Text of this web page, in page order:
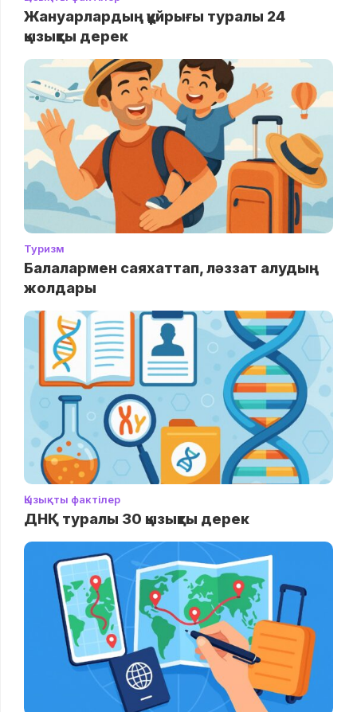
Жануарлардың құйрығы туралы 24
қызықты дерек
Туризм
Балалармен саяхаттап, ләззат алудың
жолдары
Қызықты фактілер
ДНҚ туралы 30 қызықты дерек